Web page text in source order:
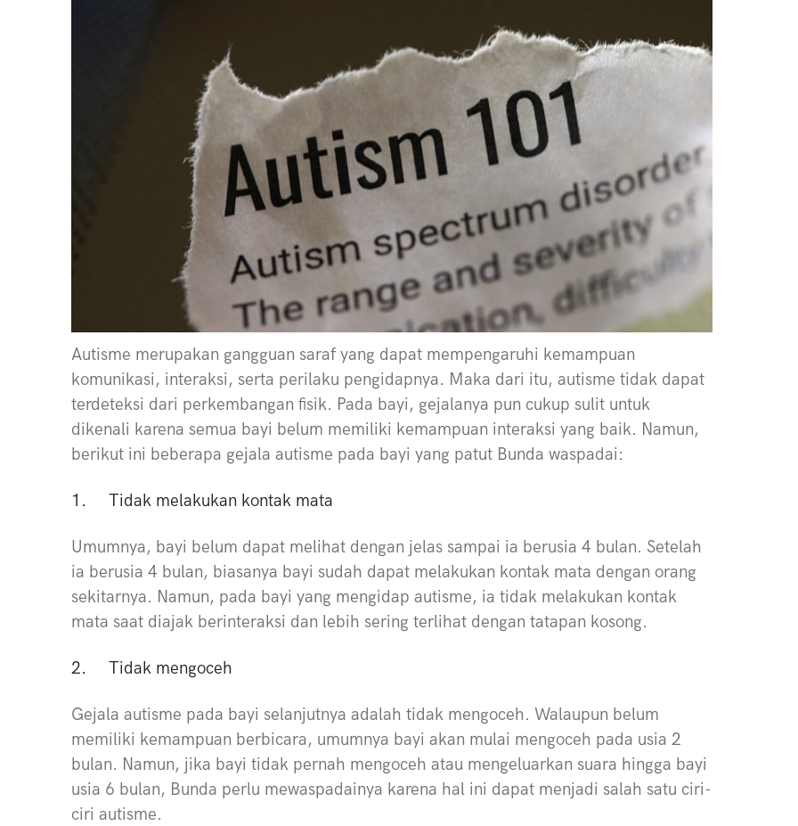
Autisme merupakan gangguan saraf yang dapat mempengaruhi kemampuan
komunikasi, interaksi, serta perilaku pengidapnya. Maka dari itu, autisme tidak dapat
terdeteksi dari perkembangan fisik. Pada bayi, gejalanya pun cukup sulit untuk
dikenali karena semua bayi belum memiliki kemampuan interaksi yang baik. Namun,
berikut ini beberapa gejala autisme pada bayi yang patut Bunda waspadai:
1. Tidak melakukan kontak mata
Umumnya, bayi belum dapat melihat dengan jelas sampai ia berusia 4 bulan. Setelah
ia berusia 4 bulan, biasanya bayi sudah dapat melakukan kontak mata dengan orang
sekitarnya. Namun, pada bayi yang mengidap autisme, ia tidak melakukan kontak
mata saat diajak berinteraksi dan lebih sering terlihat dengan tatapan kosong.
2. Tidak mengoceh
Gejala autisme pada bayi selanjutnya adalah tidak mengoceh. Walaupun belum
memiliki kemampuan berbicara, umumnya bayi akan mulai mengoceh pada usia 2
bulan. Namun, jika bayi tidak pernah mengoceh atau mengeluarkan suara hingga bayi
usia 6 bulan, Bunda perlu mewaspadainya karena hal ini dapat menjadi salah satu ciri-
ciri autisme.